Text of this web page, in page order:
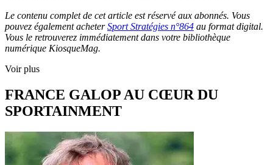
Le contenu complet de cet article est réservé aux abonnés. Vous
pouvez également acheterSport Stratégies n°864 au format digital.
Vous le retrouverez immédiatement dans votre bibliothèque
numérique KiosqueMag.
Voir plus
FRANCE GALOP AU CŒUR DU
SPORTAINMENT